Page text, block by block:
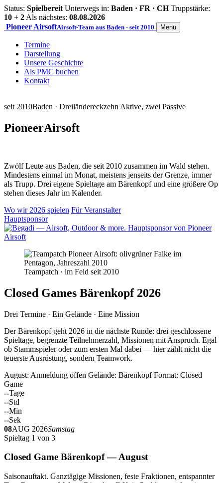
Status: Spielbereit Unterwegs in: Baden · FR · CH Truppstärke:
10 + 2 Als nächstes: 08.08.2026
Pioneer AirsoftAirsoft-Team aus Baden · seit 2010 Menü
Termine
Darstellung
Unsere Geschichte
Als PMC buchen
Kontakt
seit 2010Baden · Dreiländereckzehn Aktive, zwei Passive
PioneerAirsoft
Zwölf Leute aus Baden, die seit 2010 zusammen im Wald stehen.
Mindestens einmal im Monat, meistens jenseits der Grenze, immer
als Trupp. Drei eigene Spieltage am Bärenkopf und eine größere Op
stehen dieses Jahr im Kalender.
Wo wir 2026 spielen Für Veranstalter
Hauptsponsor
Teampatch · im Feld seit 2010
Closed Games Bärenkopf 2026
Drei Termine · Ein Gelände · Eine Mission
Der Bärenkopf geht 2026 in die nächste Runde: drei geschlossene
Spieltage, begrenzte Teilnehmerzahl, Missionen mit Anspruch. Egal
ob Stammspieler oder zum ersten Mal dabei — hier zählt nicht die
teuerste Ausrüstung, sondern Teamwork.
August: Anmeldung offen Gelände: Bärenkopf Format: Closed
Game
--Tage
--Std
--Min
--Sek
08AUG 2026Samstag
Spieltag 1 von 3
Closed Game Bärenkopf — August
Saisonauftakt. Ganztägige Missionen, feste Fraktionen, entspannter